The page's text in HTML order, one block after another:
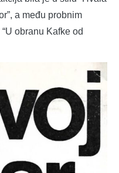
a među probnim
obranu Kafke od